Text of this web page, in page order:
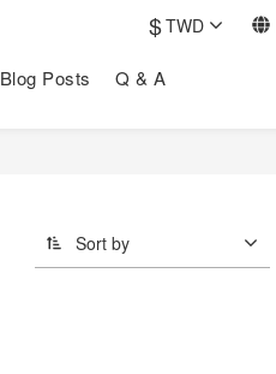
$TWD
Blog Posts Q & A
Sort by